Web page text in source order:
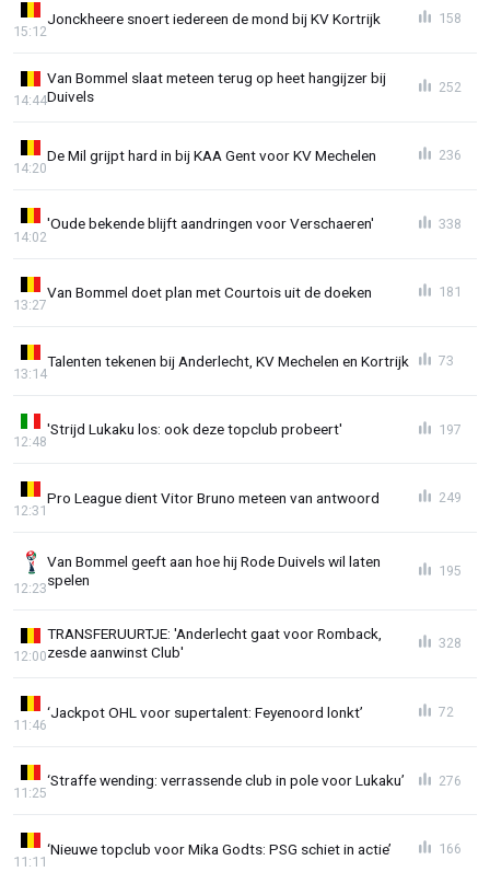
Jonckheere snoert iedereen de mond bij KV Kortrijk
15:12
158
Van Bommel slaat meteen terug op heet hangijzer bij
Duivels
14:44
252
De Mil grijpt hard in bij KAA Gent voor KV Mechelen
14:20
236
'Oude bekende blijft aandringen voor Verschaeren'
14:02
338
Van Bommel doet plan met Courtois uit de doeken
13:27
181
Talenten tekenen bij Anderlecht, KV Mechelen en Kortrijk
13:14
73
'Strijd Lukaku los: ook deze topclub probeert'
12:48
197
Pro League dient Vitor Bruno meteen van antwoord
12:31
249
Van Bommel geeft aan hoe hij Rode Duivels wil laten
spelen
12:23
195
TRANSFERUURTJE: 'Anderlecht gaat voor Romback,
zesde aanwinst Club'
12:00
328
‘Jackpot OHL voor supertalent: Feyenoord lonkt’
11:46
72
‘Straffe wending: verrassende club in pole voor Lukaku’
11:25
276
‘Nieuwe topclub voor Mika Godts: PSG schiet in actie’
11:11
166